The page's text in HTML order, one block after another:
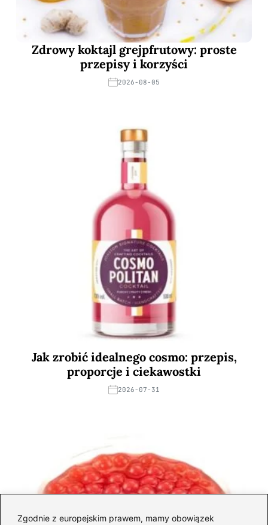
Zgodnie z europejskim prawem, mamy obowiązek
Zdrowy koktajl grejpfrutowy: proste
przepisy i korzyści
2026-08-05
Jak zrobić idealnego cosmo: przepis,
proporcje i ciekawostki
2026-07-31